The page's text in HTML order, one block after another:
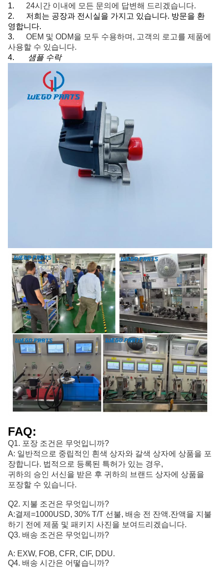
1.
24시간 이내에 모든 문의에 답변해 드리겠습니다.
2.
저희는 공장과 전시실을 가지고 있습니다. 방문을 환
영합니다.
3. OEM 및 ODM을 모두 수용하며, 고객의 로고를 제품에
사용할 수 있습니다.
4.
샘플 수락
FAQ:
Q1. 포장 조건은 무엇입니까?
A: 일반적으로 중립적인 흰색 상자와 갈색 상자에 상품을 포
장합니다. 법적으로 등록된 특허가 있는 경우,
귀하의 승인 서신을 받은 후 귀하의 브랜드 상자에 상품을
포장할 수 있습니다.
Q2. 지불 조건은 무엇입니까?
A:결제=1000USD, 30% T/T 선불, 배송 전 잔액.잔액을 지불
하기 전에 제품 및 패키지 사진을 보여드리겠습니다.
Q3. 배송 조건은 무엇입니까?
A: EXW, FOB, CFR, CIF, DDU.
Q4. 배송 시간은 어떻습니까?